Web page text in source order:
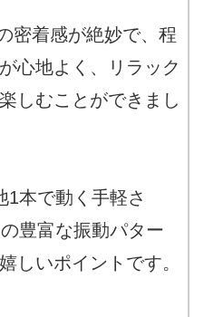
密着感が絶妙で、程
心地よく、リラック
しむことができまし
1本で動く手軽さ
豊富な振動パター
しいポイントです。